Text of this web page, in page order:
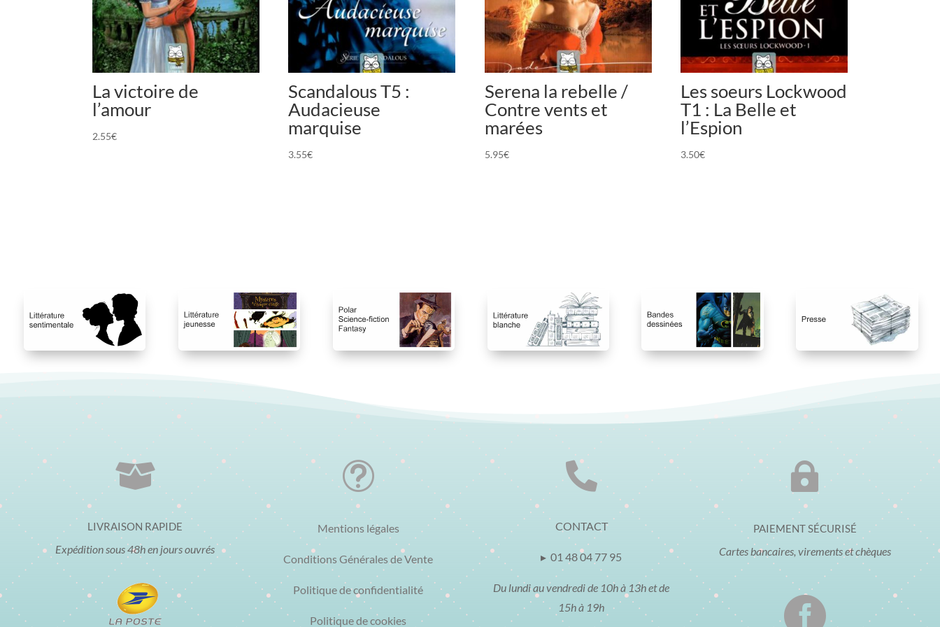
La victoire de
l’amour
2.55€
Scandalous T5 :
Audacieuse
marquise
3.55€
Serena la rebelle /
Contre vents et
marées
5.95€
Les soeurs Lockwood
T1 : La Belle et
l’Espion
3.50€

LIVRAISON RAPIDE
Expédition sous 48h en jours ouvrés
t
Mentions légales
Conditions Générales de Vente
Politique de confidentialité
Politique de cookies

CONTACT
▸ 01 48 04 77 95
Du lundi au vendredi de 10h à 13h et de
15h à 19h

PAIEMENT SÉCURISÉ
Cartes bancaires, virements et chèques
